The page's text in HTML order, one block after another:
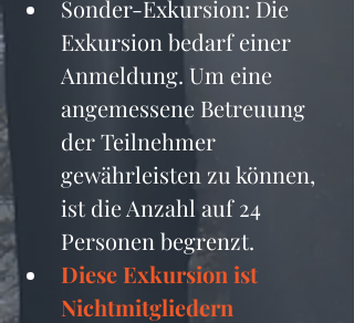
Sonder-Exkursion: Die
Exkursion bedarf einer
Anmeldung. Um eine
angemessene Betreuung
der Teilnehmer
gewährleisten zu können,
ist die Anzahl auf 24
Personen begrenzt.
Diese Exkursion ist
Nichtmitgliedern